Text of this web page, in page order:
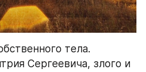
тела.
Сергеевича, злого и